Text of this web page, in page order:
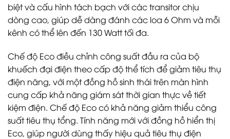
biệt và cấu hình tách bạch với các transitor chịu
dòng cao, giúp dễ dàng đánh các loa 6 Ohm và mỗi
kênh có thể lên đến 130 Watt tối đa.
Chế độ Eco điều chỉnh công suất đầu ra của bộ
khuếch đại điện theo cấp độ thể tích để giảm tiêu thụ
điện năng, với một đồng hồ sinh thái trên màn hình
cung cấp khả năng giám sát thời gian thực về tiết
kiệm điện. Chế độ Eco có khả năng giảm thiểu công
suất tiêu thụ tổng. Tính năng mới với đồng hồ hiển thị
Eco, giúp người dùng thấy hiệu quả tiêu thụ điện